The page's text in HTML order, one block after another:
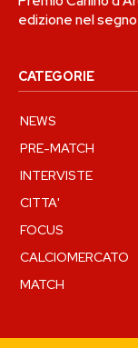
edizione nel
CATEGORIE
NEWS
PRE-MATCH
INTERVISTE
CITTA'
FOCUS
CALCIOMERCATO
MATCH